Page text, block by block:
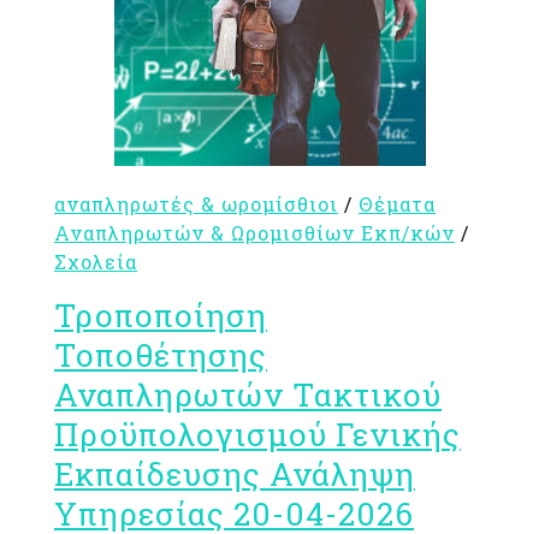
αναπληρωτές & ωρομίσθιοι / Θέματα
Αναπληρωτών & Ωρομισθίων Εκπ/κών /
Σχολεία
Τροποποίηση
Τοποθέτησης
Αναπληρωτών Τακτικού
Προϋπολογισμού Γενικής
Εκπαίδευσης Ανάληψη
Υπηρεσίας 20-04-2026